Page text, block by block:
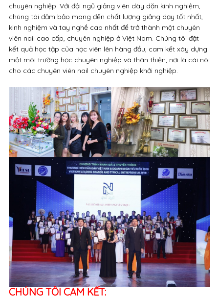
chuyên nghiệp. Với đội ngũ giảng viên dày dặn kinh nghiệm,
chúng tôi đảm bảo mang đến chất lượng giảng dạy tốt nhất,
kinh nghiệm và tay nghề cao nhất để trở thành một chuyên
viên nail cao cấp, chuyên nghiệp ở Việt Nam. Chúng tôi đặt
kết quả học tập của học viên lên hàng đầu, cam kết xây dựng
một môi trường học chuyên nghiệp và thân thiện, nơi là cái nôi
cho các chuyên viên nail chuyên nghiệp khởi nghiệp.
CHÚNG TÔI CAM KẾT: